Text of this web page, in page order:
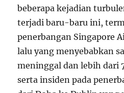
beberapa kejadian
terjadi baru-baru ini,
penerbangan Singapore
lalu yang menyebabkan
meninggal dan lebih dari
serta insiden pada